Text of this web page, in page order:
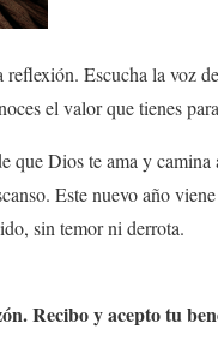
Escucha la voz
el valor que tienes
que Dios te ama y
Este nuevo año
sin temor ni derrota.
Recibo y acepto tu